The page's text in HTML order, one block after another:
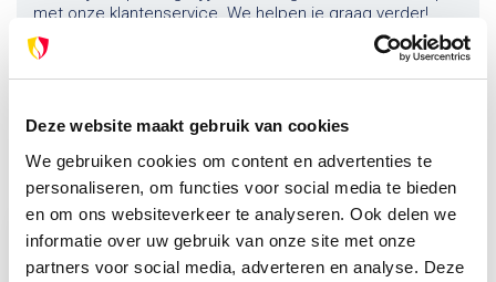
Deze website maakt gebruik van cookies
We gebruiken cookies om content en advertenties te
personaliseren, om functies voor social media te bieden
en om ons websiteverkeer te analyseren. Ook delen we
informatie over uw gebruik van onze site met onze
partners voor social media, adverteren en analyse. Deze
met onze klantenservice. We helpen je graag verder!
Recent bekeken